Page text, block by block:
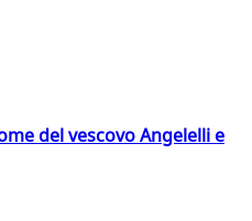
del vescovo Angelelli e